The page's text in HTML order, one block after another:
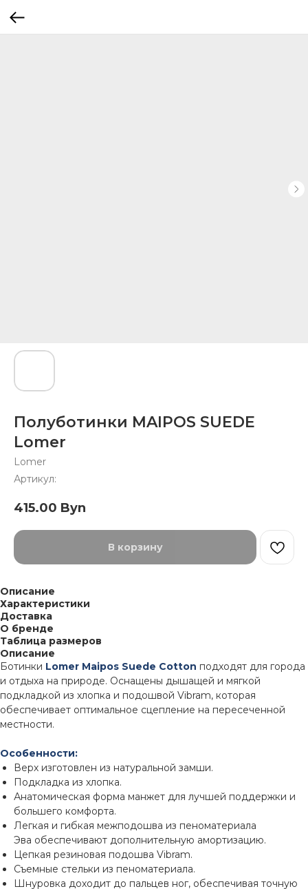
Полуботинки MAIPOS SUEDE
Lomer
Lomer
Артикул:
415.00 Byn
В корзину
Описание
Характеристики
Доставка
О бренде
Таблица размеров
Описание
Ботинки Lomer Maipos Suede Cotton подходят для города
и отдыха на природе. Оснащены дышащей и мягкой
подкладкой из хлопка и подошвой Vibram, которая
обеспечивает оптимальное сцепление на пересеченной
местности.
Особенности:
Верх изготовлен из натуральной замши.
Подкладка из хлопка.
Анатомическая форма манжет для лучшей поддержки и
большего комфорта.
Легкая и гибкая межподошва из пеноматериала
Эва обеспечивают дополнительную амортизацию.
Цепкая резиновая подошва Vibram.
Съемные стельки из пеноматериала.
Шнуровка доходит до пальцев ног, обеспечивая точную